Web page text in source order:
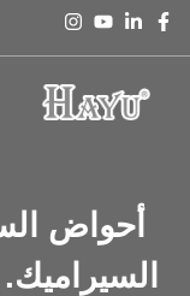
أحواض